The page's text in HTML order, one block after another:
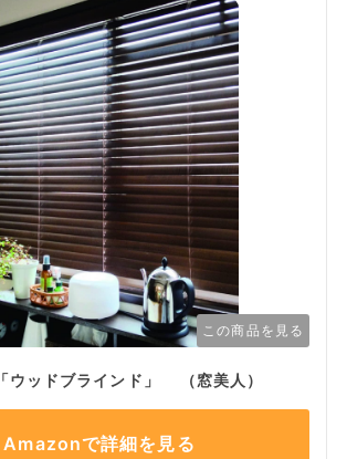
この商品を見る
ッドブラインド」 （窓美人）
Amazonで詳細を見る